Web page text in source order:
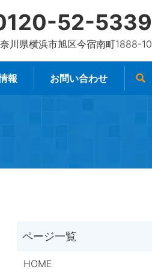
52-5339
川県横浜市旭区今宿南町1888-10
報 お問い合わせ
HOME